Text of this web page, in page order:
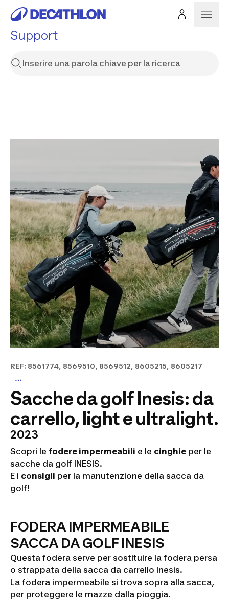
Support
REF: 8561774, 8569510, 8569512, 8605215, 8605217
Sacche da golf Inesis: da
carrello, light e ultralight.
2023
Scopri le fodere impermeabili e le cinghie per le
sacche da golf INESIS.
E i consigli per la manutenzione della sacca da
golf!
FODERA IMPERMEABILE
SACCA DA GOLF INESIS
Questa fodera serve per sostituire la fodera persa
o strappata della sacca da carrello Inesis.
La fodera impermeabile si trova sopra alla sacca,
per proteggere le mazze dalla pioggia.